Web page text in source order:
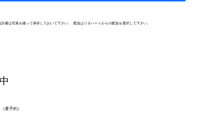
書は写真を撮って保存しておいて下さい。 配送はリタハートからの配送を選択して下さい。
要予約）